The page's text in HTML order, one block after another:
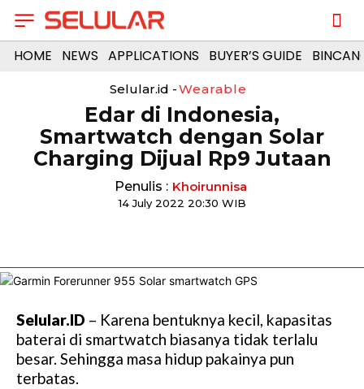
HOME NEWS APPLICATIONS BUYER’S GUIDE
Selular.id -Wearable
Edar di Indonesia,
Smartwatch dengan Solar
Charging Dijual Rp9 Jutaan
Penulis : Khoirunnisa
14 July 2022 20:30 WIB
Selular.ID – Karena bentuknya kecil, kapasitas
baterai di smartwatch biasanya tidak terlalu
besar. Sehingga masa hidup pakainya pun
terbatas.